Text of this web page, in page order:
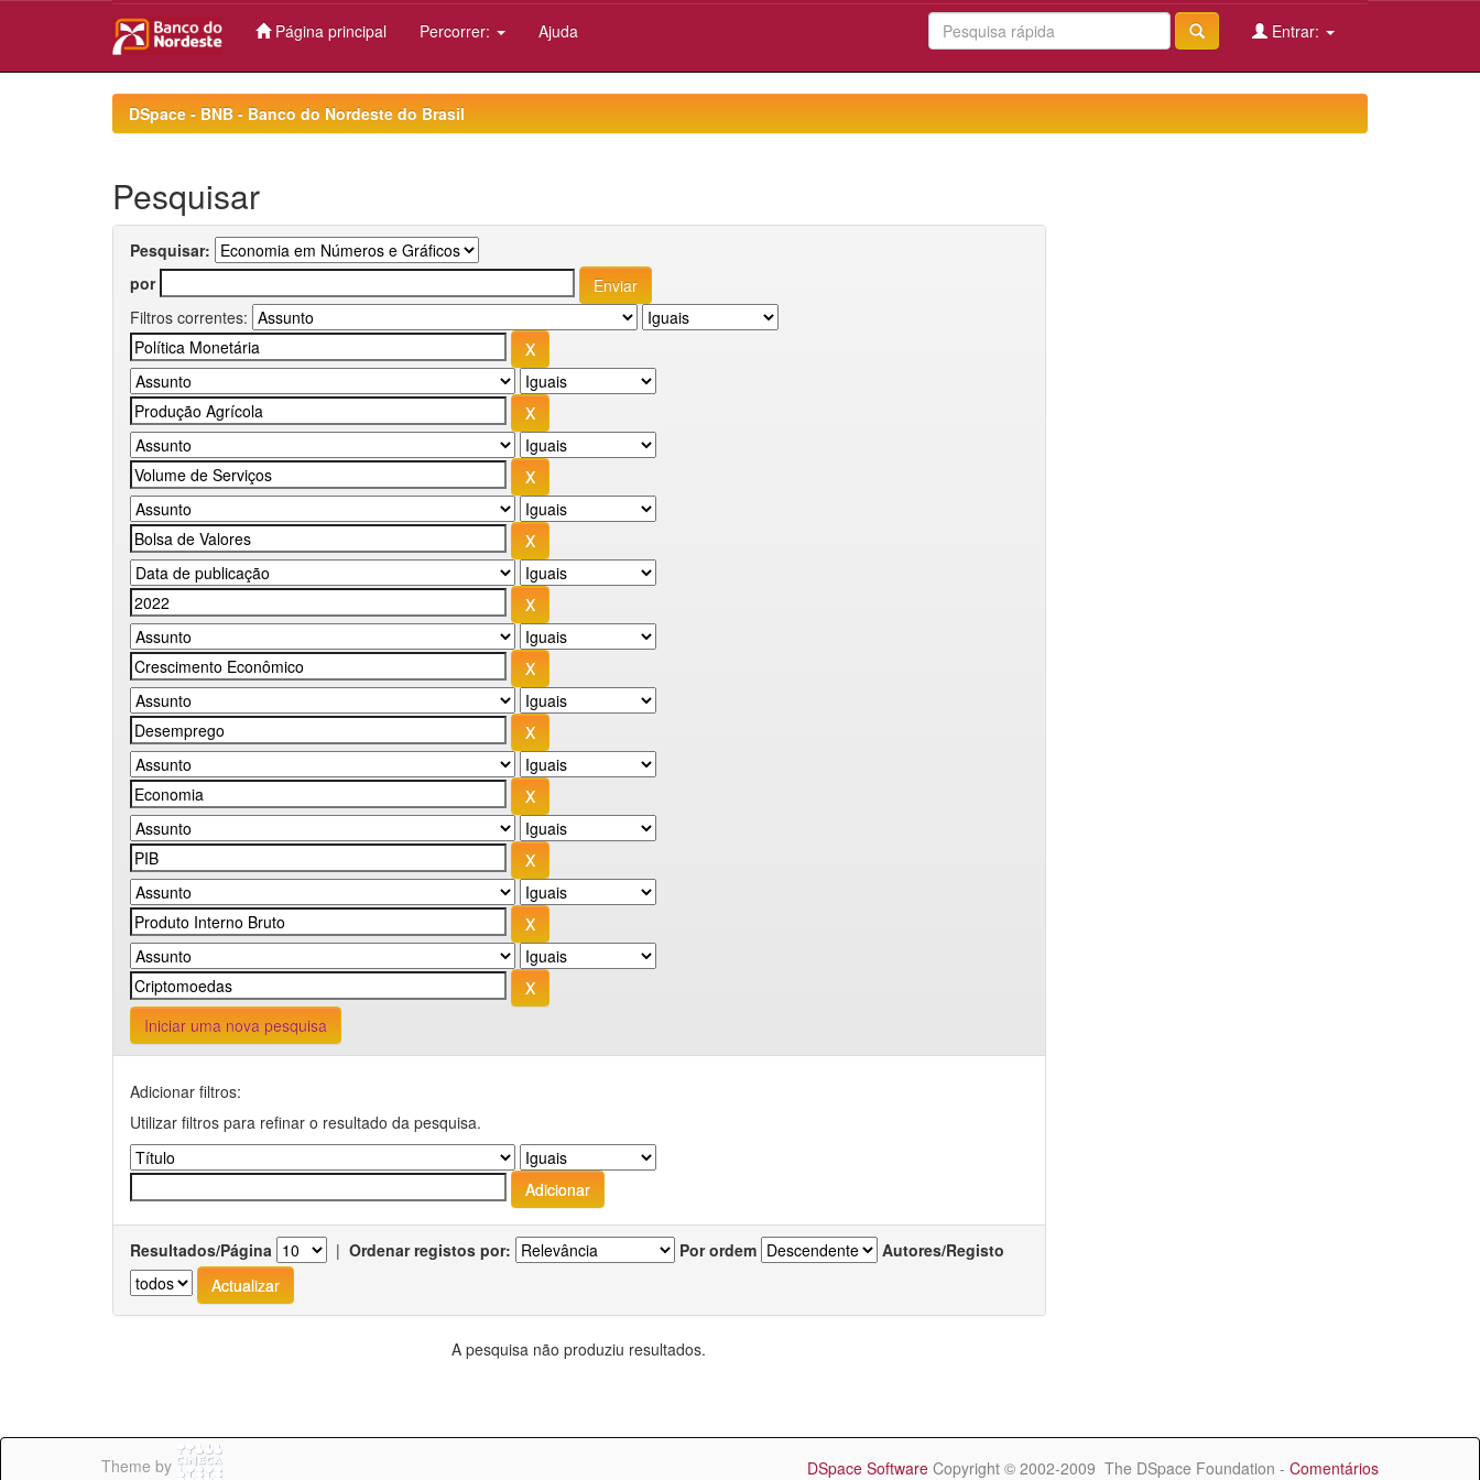
Página principal Percorrer: Ajuda Entrar:
DSpace - BNB - Banco do Nordeste do Brasil
Pesquisar
Pesquisar:
por
Filtros correntes:
Iniciar uma nova pesquisa
Adicionar filtros:
Utilizar filtros para refinar o resultado da pesquisa.
Resultados/Página | Ordenar registos por: Por ordem Autores/Registo
A pesquisa não produziu resultados.
Theme by DSpace Software Copyright © 2002-2009 The DSpace Foundation - Comentários